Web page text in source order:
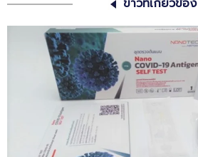
ข่าวที่เกี่ยวข้อง